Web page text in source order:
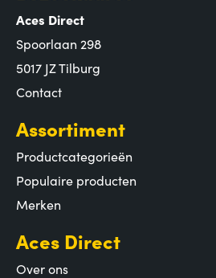
Aces Direct
Spoorlaan 298
5017 JZ Tilburg
Contact
Assortiment
Productcategorieën
Populaire producten
Merken
Aces Direct
Over ons